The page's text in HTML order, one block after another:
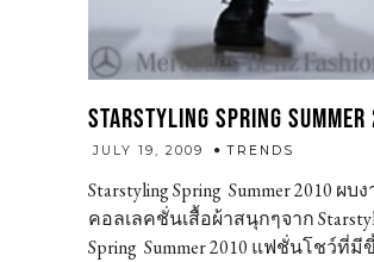
STARSTYLING SPRING
JULY 19, 2009 TRENDS
Starstyling Spring Summer 2010 ผบ
คอลเลคชั่นเสื้อผ้าสนุกๆจาก
Spring Summer 2010 แฟชั่นโชว์ที่